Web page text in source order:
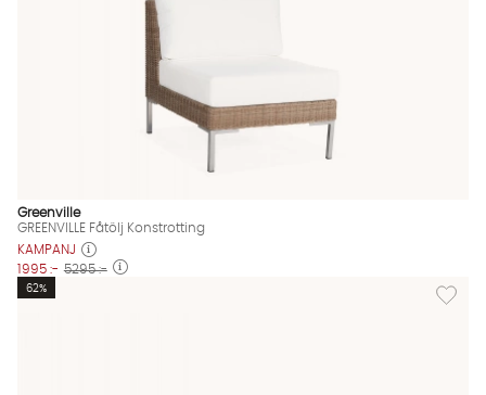
Greenville
GREENVILLE Fåtölj Konstrotting
KAMPANJ
1995 :- 5295 :-
Lägg
62%